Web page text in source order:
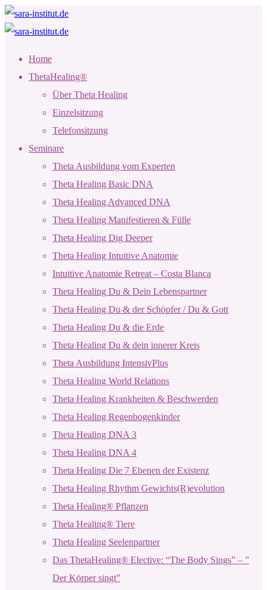
Home
ThetaHealing®
Über Theta Healing
Einzelsitzung
Telefonsitzung
Seminare
Theta Ausbildung vom Experten
Theta Healing Basic DNA
Theta Healing Advanced DNA
Theta Healing Manifestieren & Fülle
Theta Healing Dig Deeper
Theta Healing Intuitive Anatomie
Intuitive Anatomie Retreat – Costa Blanca
Theta Healing Du & Dein Lebenspartner
Theta Healing Du & der Schöpfer / Du & Gott
Theta Healing Du & die Erde
Theta Healing Du & dein innerer Kreis
Theta Ausbildung IntensivPlus
Theta Healing World Relations
Theta Healing Krankheiten & Beschwerden
Theta Healing Regenbogenkinder
Theta Healing DNA 3
Theta Healing DNA 4
Theta Healing Die 7 Ebenen der Existenz
Theta Healing Rhythm Gewichts(R)evolution
Theta Healing® Pflanzen
Theta Healing® Tiere
Theta Healing Seelenpartner
Das ThetaHealing® Elective: “The Body Sings” – ”
Der Körper singt”